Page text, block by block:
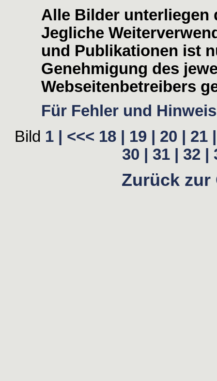
Alle Bilder unterliegen
Jegliche
und Publikationen ist
Genehmigung des
Webseitenbetreibers
Für Fehler und
Bild 1 | <<< 18 | 19 | 20 |
21 |
30 |
31 | 32 |
Zurück zur